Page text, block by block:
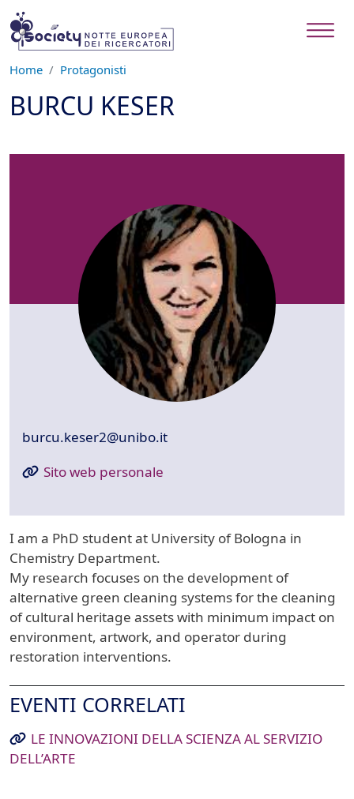
Salta al contenuto principale
Home Protagonisti
BURCU KESER
burcu.keser2@unibo.it
Sito web personale
I am a PhD student at University of Bologna in
Chemistry Department.
My research focuses on the development of
alternative green cleaning systems for the cleaning
of cultural heritage assets with minimum impact on
environment, artwork, and operator during
restoration interventions.
EVENTI CORRELATI
LE INNOVAZIONI DELLA SCIENZA AL SERVIZIO
DELL’ARTE